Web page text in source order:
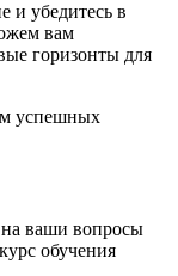
и убедитесь в
вам
горизонты для
успешных
ваши вопросы
обучения